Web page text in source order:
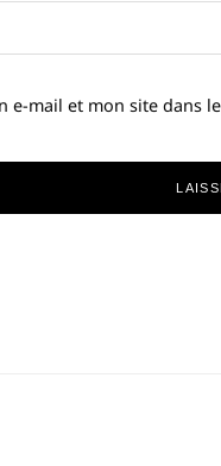
e-mail et mon site dans